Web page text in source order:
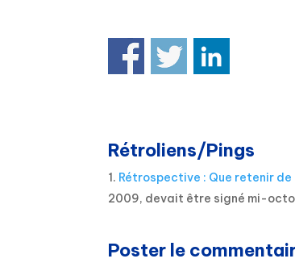
Rétroliens/Pings
Rétrospective : Que retenir de
2009, devait être signé mi-
Poster le